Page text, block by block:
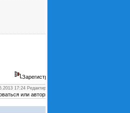
Зарегистрирован
17:24 Редактировал Max.
или авторизоваться